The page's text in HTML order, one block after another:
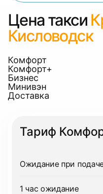
Цена такси
Кисловодск
Комфорт
Комфорт+
Бизнес
Минивэн
Доставка
Тариф
Ожидание при
1 час ожидание